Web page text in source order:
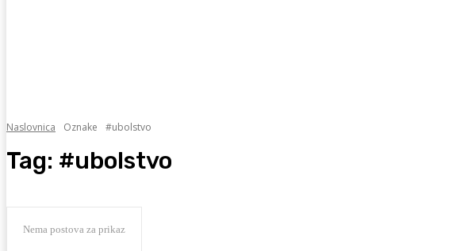
Naslovnica Oznake #ubolstvo
Tag: #ubolstvo
Nema postova za prikaz